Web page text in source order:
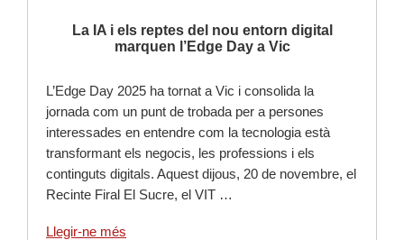
La IA i els reptes del nou entorn digital
marquen l’Edge Day a Vic
L’Edge Day 2025 ha tornat a Vic i consolida la
jornada com un punt de trobada per a persones
interessades en entendre com la tecnologia està
transformant els negocis, les professions i els
continguts digitals. Aquest dijous, 20 de novembre, el
Recinte Firal El Sucre, el VIT …
Llegir-ne més